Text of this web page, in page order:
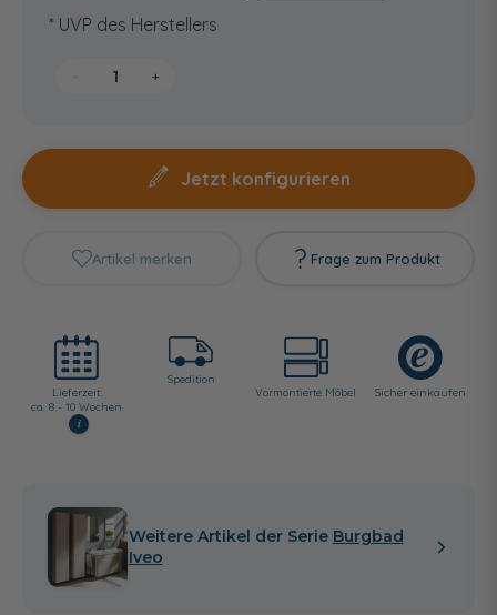
* UVP des Herstellers
+
Jetzt konfigurieren
Artikel merken Frage zum Produkt
Lieferzeit:
ca. 8 - 10 Wochen
i
Spedition
Vormontierte Möbel
Sicher einkaufen
Weitere Artikel der Serie Burgbad
Iveo